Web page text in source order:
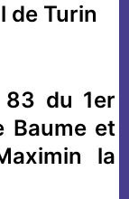
de Turin
83 du 1er
Baume et
la